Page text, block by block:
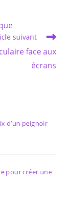
suivant
face aux
écrans
d’un peignoir
pour créer une